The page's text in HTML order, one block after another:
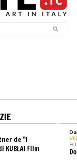
de "I
KUBLAI Film